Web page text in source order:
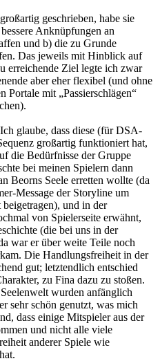
geschrieben, habe sie
Anknüpfungen an
und b) die zu Grunde
Das jeweils mit Hinblick auf
erreichende Ziel legte ich zwar
aber eher flexibel (und ohne
mit „Passierschlägen“
glaube, dass diese (für DSA-
großartig funktioniert hat,
die Bedürfnisse der Gruppe
bei meinen Spielern dann
Beorns Seele erretten wollte (da
Message der Storyline um
und in der
von Spielerseite erwähnt,
(die bei uns in der
war er über weite Teile noch
Die Handlungsfreiheit in der
gut; letztendlich entschied
zu Fina dazu zu stoßen.
wurden anfänglich
sehr schön genutzt, was mich
dass einige Mitspieler aus der
und nicht alle viele
anderer Spiele wie